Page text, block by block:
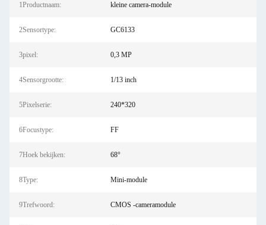
1Productnaam: kleine camera-module
2Sensortype: GC6133
3pixel: 0,3 MP
4Sensorgrootte: 1/13 inch
5Pixelserie: 240*320
6Focustype: FF
7Hoek bekijken: 68°
8Type: Mini-module
9Trefwoord: CMOS -cameramodule